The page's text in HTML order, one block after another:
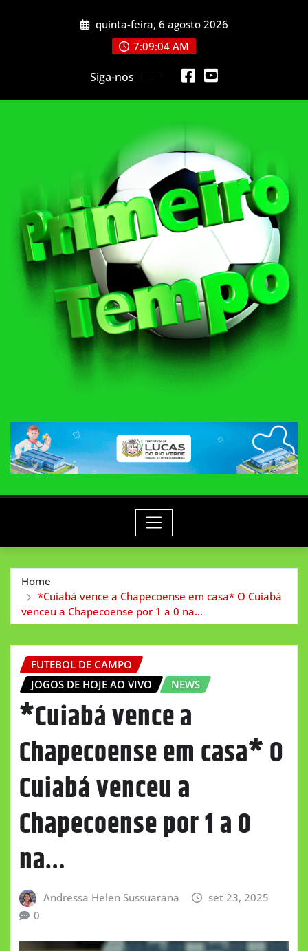
quinta-feira, 6 agosto 2026
7:09:06 AM
Siga-nos
Home
*Cuiabá vence a Chapecoense em casa* O Cuiabá
venceu a Chapecoense por 1 a 0 na…
FUTEBOL DE CAMPO
JOGOS DE HOJE AO VIVO
NEWS
*Cuiabá vence a
Chapecoense em casa* O
Cuiabá venceu a
Chapecoense por 1 a 0
na…
Andressa Helen Sussuarana
set 23, 2025
0